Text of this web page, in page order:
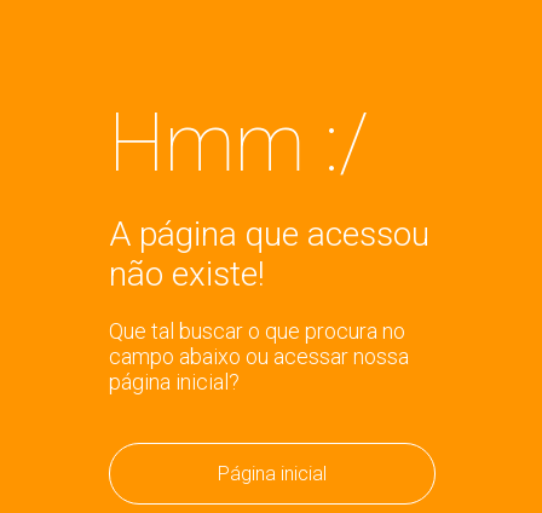
Hmm :/
A página que acessou
não existe!
Que tal buscar o que procura no
campo abaixo ou acessar nossa
página inicial?
Página inicial